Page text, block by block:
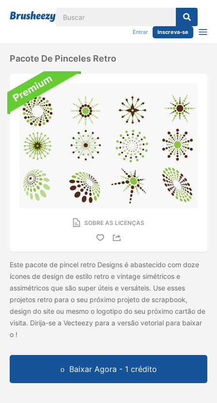
Entrar Inscreva-se
Pacote De Pinceles Retro
SOBRE AS LICENÇAS
Este pacote de pincel retro Designs é abastecido com doze
ícones de design de estilo retro e vintage simétricos e
assimétricos que são super úteis e versáteis. Use esses
projetos retro para o seu próximo projeto de scrapbook,
design do site ou mesmo o logotipo do seu próximo cartão de
visita. Dirija-se a Vecteezy para a versão vetorial para baixar
o !
Baixar Agora - 1 crédito